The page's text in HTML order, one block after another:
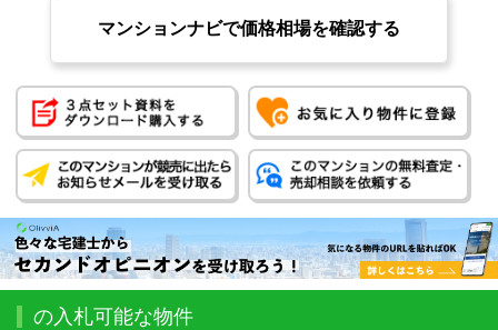
マンションナビで価格相場を確認する
の入札可能な物件